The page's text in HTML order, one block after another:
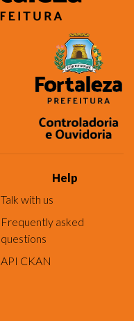
Help
Talk with us
Frequently asked
questions
API CKAN